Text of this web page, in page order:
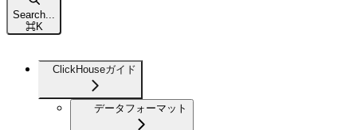
Search...
⌘K
ClickHouseガイド
データフォーマット